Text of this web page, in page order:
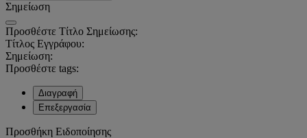
Σημείωση
Προσθέστε Τίτλο Σημείωσης:
Τίτλος Εγγράφου:
Σημείωση:
Προσθέστε tags:
Διαγραφή
Επεξεργασία
Προσθήκη Ειδοποίησης